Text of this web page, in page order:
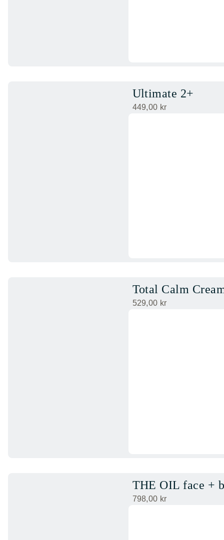
Ultimate 2+
449,00 kr
Total Calm
529,00 kr
THE OIL face +
798,00 kr